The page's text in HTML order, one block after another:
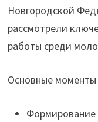
Новгородской
рассмотрели
работы среди
Основные моменты